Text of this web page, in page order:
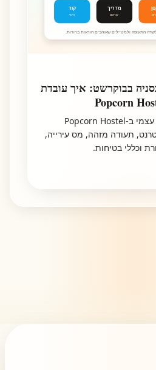
מדריך
קוראים
קוד
אישי
התעופה ולמטיילים שאוהבים הוראות ברורות.
בבוקרשט: איך עובדת
מדריך פשוט לצ'ק-אין עצמי ב-Popcorn Hostel
תעודה מזהה, מס עירייה,
וכללי בטיחות.